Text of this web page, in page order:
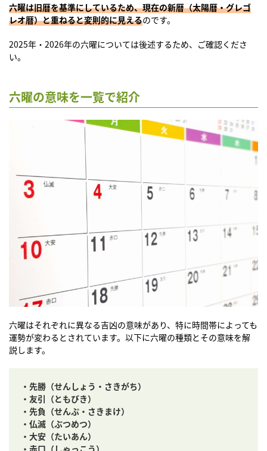
六曜は旧暦を基準にしているため、現在の新暦（太陽暦・グレゴ
レオ暦）と重ねると変則的に見えるのです。
2025年・2026年の六曜については後述するため、ご確認くださ
い。
六曜の意味を一覧で紹介
六曜はそれぞれに異なる吉凶の意味があり、特に時間帯によっても
運勢が変わるとされています。以下に六曜の種類とその意味を解
説します。
・先勝（せんしょう・さきがち）
・友引（ともびき）
・先負（せんぷ・さきまけ）
・仏滅（ぶつめつ）
・大安（たいあん）
・赤口（しゃっこう）